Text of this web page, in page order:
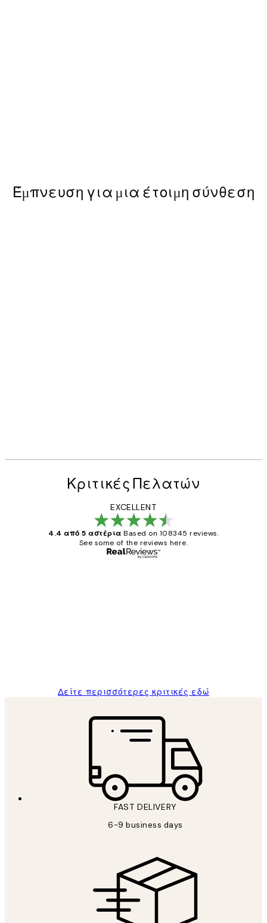
Έμπνευση για μια έτοιμη σύνθεση
Κριτικές Πελατών
EXCELLENT
4.4 από 5 αστέρια Based on 108345 reviews.
See some of the reviews here.
Δείτε περισσότερες κριτικές εδώ
FAST DELIVERY
6-9 business days